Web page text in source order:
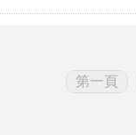
第一頁